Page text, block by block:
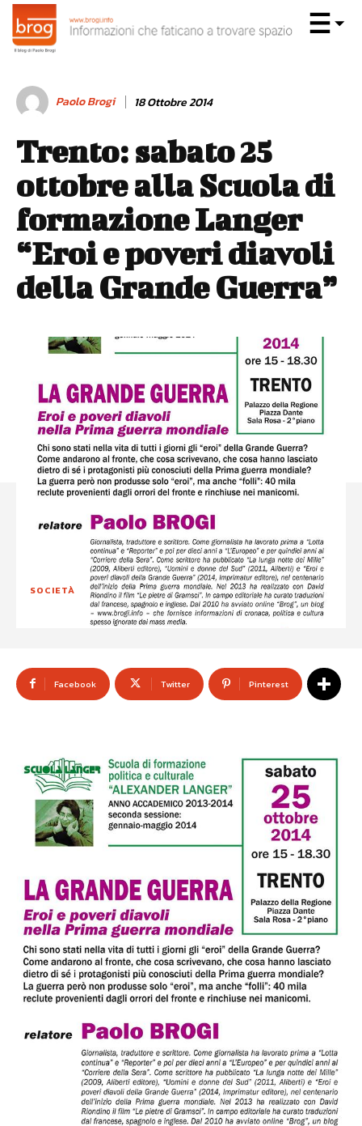
Paolo Brogi 18 Ottobre 2014
Trento: sabato 25
ottobre alla Scuola di
formazione Langer
“Eroi e poveri diavoli
della Grande Guerra”
SOCIETÀ
Facebook Twitter Pinterest